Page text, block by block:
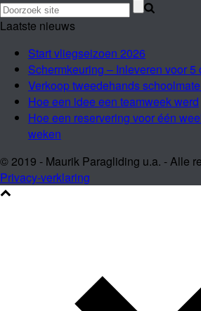
Laatste nieuws
Start vliegseizoen 2026
Schermkeuring – Inleveren voor 5
Verkoop tweedehands
Hoe een idee een teamweek werd
Hoe een reservering voor één
weken
© 2019 - Maurik Paragliding u.a. - Alle
Privacy-verklaring